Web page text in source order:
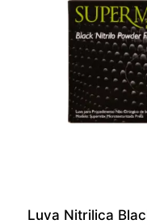
Luva Nitrilica